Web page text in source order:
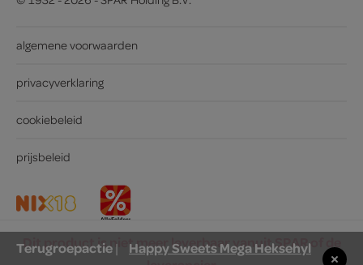
Dit product is niet meer leverbaar vanuit SPAR of de
algemene voorwaarden
privacyverklaring
cookiebeleid
prijsbeleid
Terugroepactie|
Happy Sweets Mega Heksehyl